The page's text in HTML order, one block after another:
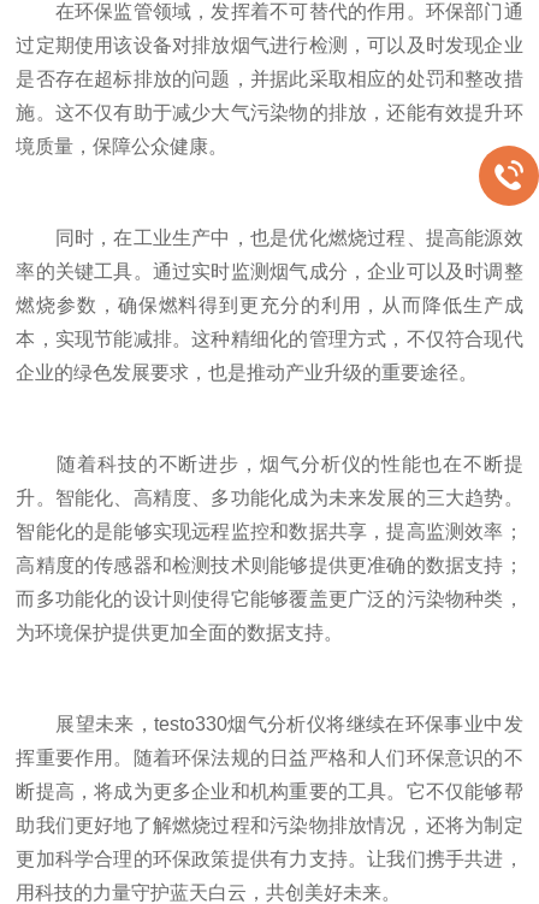
在环保监管领域，发挥着不可替代的作用。环保部门通
过定期使用该设备对排放烟气进行检测，可以及时发现企业
是否存在超标排放的问题，并据此采取相应的处罚和整改措
施。这不仅有助于减少大气污染物的排放，还能有效提升环
境质量，保障公众健康。
同时，在工业生产中，也是优化燃烧过程、提高能源效
率的关键工具。通过实时监测烟气成分，企业可以及时调整
燃烧参数，确保燃料得到更充分的利用，从而降低生产成
本，实现节能减排。这种精细化的管理方式，不仅符合现代
企业的绿色发展要求，也是推动产业升级的重要途径。
随着科技的不断进步，烟气分析仪的性能也在不断提
升。智能化、高精度、多功能化成为未来发展的三大趋势。
智能化的是能够实现远程监控和数据共享，提高监测效率；
高精度的传感器和检测技术则能够提供更准确的数据支持；
而多功能化的设计则使得它能够覆盖更广泛的污染物种类，
为环境保护提供更加全面的数据支持。
展望未来，testo330烟气分析仪将继续在环保事业中发
挥重要作用。随着环保法规的日益严格和人们环保意识的不
断提高，将成为更多企业和机构重要的工具。它不仅能够帮
助我们更好地了解燃烧过程和污染物排放情况，还将为制定
更加科学合理的环保政策提供有力支持。让我们携手共进，
用科技的力量守护蓝天白云，共创美好未来。